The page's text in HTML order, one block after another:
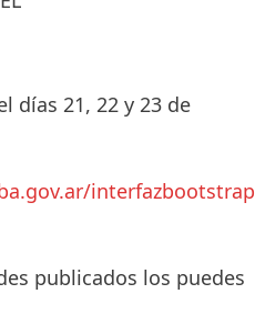
días 21, 22 y 23 de
publicados los puedes